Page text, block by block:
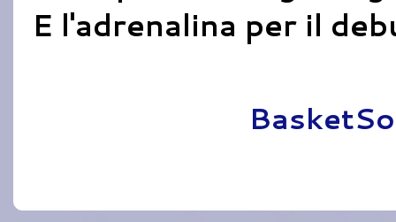
E l'adrenalina per il